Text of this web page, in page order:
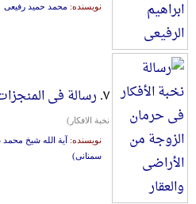
نویسنده: محمد حمید رفیعی
۷. رسالة فی
نخبة الافکار)
نویسنده: آیة الله شیخ محمد
سمنانی)